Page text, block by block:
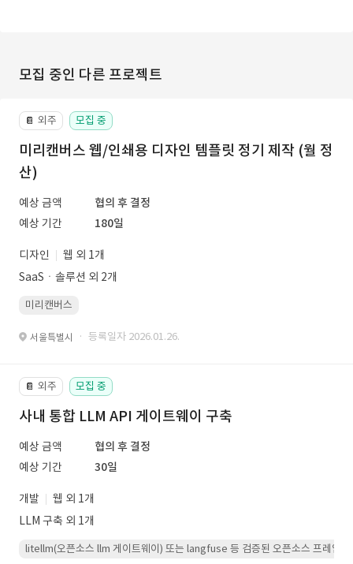
모집 중인 다른 프로젝트
📔 외주 모집 중
미리캔버스 웹/인쇄용 디자인 템플릿 정기 제작 (월 정
산)
예상 금액
협의 후 결정
예상 기간
180일
디자인
웹 외 1개
SaaSㆍ솔루션 외 2개
미리캔버스
서울특별시 · 등록일자 2026.01.26.
📔 외주 모집 중
사내 통합 LLM API 게이트웨이 구축
예상 금액
협의 후 결정
예상 기간
30일
개발
웹 외 1개
LLM 구축 외 1개
litellm(오픈소스 llm 게이트웨이) 또는 langfuse 등 검증된 오픈소스 프레임워